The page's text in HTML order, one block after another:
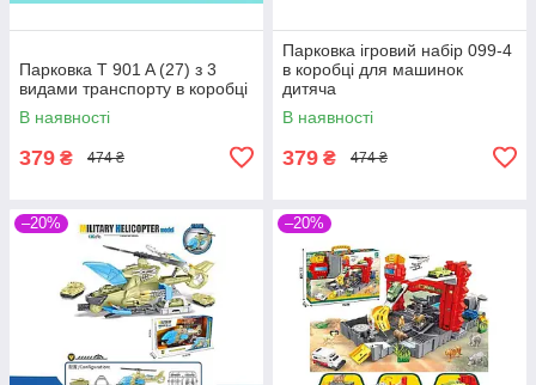
Парковка T 901 A (27) з 3
видами транспорту в коробці
В наявності
379 ₴ 474 ₴
Парковка ігровий набір 099-4
в коробці для машинок
дитяча
В наявності
379 ₴ 474 ₴
–20% –20%